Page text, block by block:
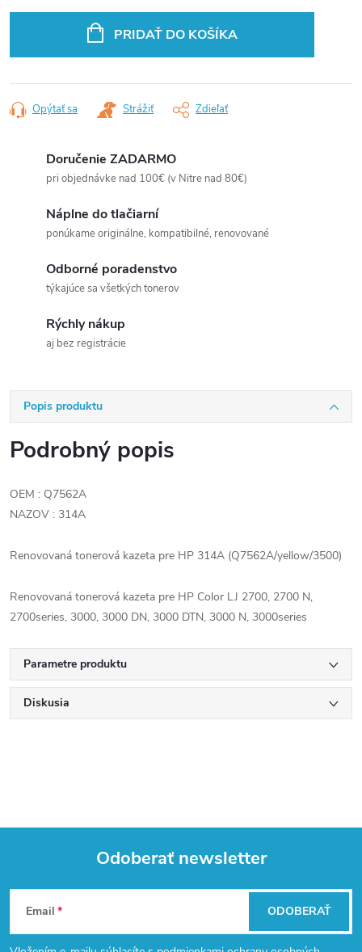
PRIDAŤ DO KOŠÍKA
Opýtať sa Strážiť Zdieľať
Doručenie ZADARMO
pri objednávke nad 100€ (v Nitre nad 80€)
Náplne do tlačiarní
ponúkame originálne, kompatibilné, renovované
Odborné poradenstvo
týkajúce sa všetkých tonerov
Rýchly nákup
aj bez registrácie
Popis produktu
Podrobný popis
OEM : Q7562A
NAZOV : 314A
Renovovaná tonerová kazeta pre HP 314A (Q7562A/yellow/3500)
Renovovaná tonerová kazeta pre HP Color LJ 2700, 2700 N,
2700series, 3000, 3000 DN, 3000 DTN, 3000 N, 3000series
Parametre produktu
Diskusia
Z
á
Odoberať newsletter
Email ODOBERAŤ